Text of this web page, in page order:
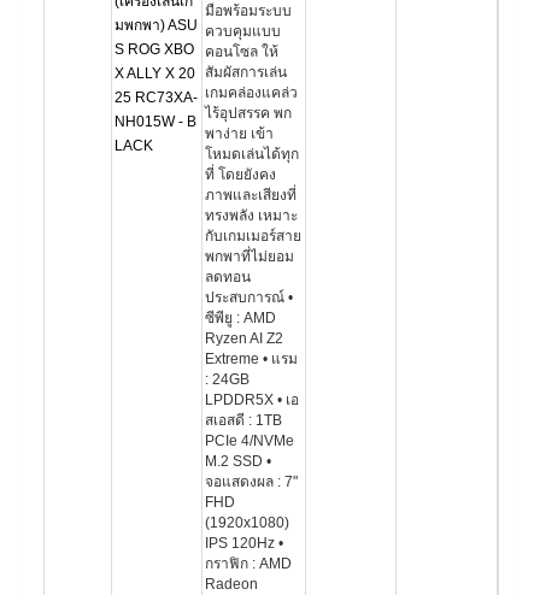
มพกพา) ASU
S ROG XBO
X ALLY X 20
25 RC73XA-
NH015W - B
LACK
มือพร้อมระบบ
ควบคุมแบบ
คอนโซล ให้
สัมผัสการเล่น
เกมคล่องแคล่ว
ไร้อุปสรรค พก
พาง่าย เข้า
โหมดเล่นได้ทุก
ที่ โดยยังคง
ภาพและเสียงที่
ทรงพลัง เหมาะ
กับเกมเมอร์สาย
พกพาที่ไม่ยอม
ลดทอน
ประสบการณ์ •
ซีพียู : AMD
Ryzen AI Z2
Extreme • แรม
: 24GB
LPDDR5X • เอ
สเอสดี : 1TB
PCIe 4/NVMe
M.2 SSD •
จอแสดงผล : 7"
FHD
(1920x1080)
IPS 120Hz •
กราฟิก : AMD
Radeon